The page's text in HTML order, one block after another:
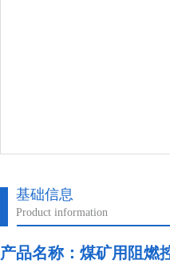
基础信息
Product information
产品名称： 煤矿用阻燃